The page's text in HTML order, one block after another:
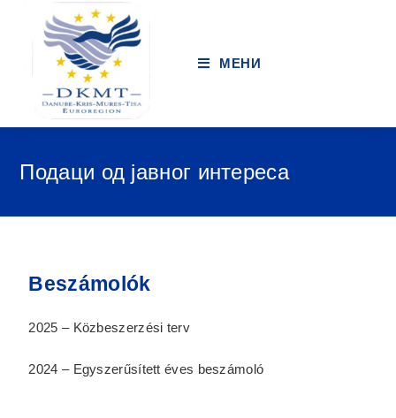
МЕНИ
Подаци од јавног интереса
Beszámolók
2025 – Közbeszerzési terv
2024 – Egyszerűsített éves beszámoló